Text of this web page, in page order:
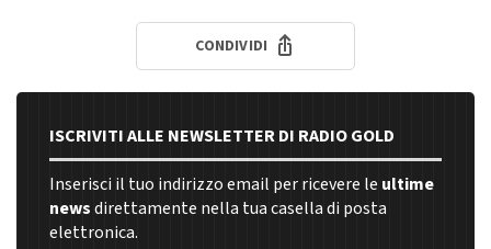
CONDIVIDI
ISCRIVITI ALLE NEWSLETTER DI RADIO GOLD
Inserisci il tuo indirizzo email per ricevere le ultime
newsdirettamente nella tua casella di posta
elettronica.